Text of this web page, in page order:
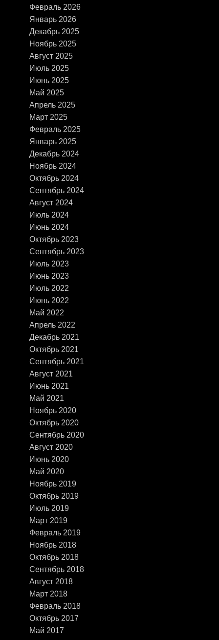
Февраль 2026
Январь 2026
Декабрь 2025
Ноябрь 2025
Август 2025
Июль 2025
Июнь 2025
Май 2025
Апрель 2025
Март 2025
Февраль 2025
Январь 2025
Декабрь 2024
Ноябрь 2024
Октябрь 2024
Сентябрь 2024
Август 2024
Июль 2024
Июнь 2024
Октябрь 2023
Сентябрь 2023
Июль 2023
Июнь 2023
Июль 2022
Июнь 2022
Май 2022
Апрель 2022
Декабрь 2021
Октябрь 2021
Сентябрь 2021
Август 2021
Июнь 2021
Май 2021
Ноябрь 2020
Октябрь 2020
Сентябрь 2020
Август 2020
Июнь 2020
Май 2020
Ноябрь 2019
Октябрь 2019
Июль 2019
Март 2019
Февраль 2019
Ноябрь 2018
Октябрь 2018
Сентябрь 2018
Август 2018
Март 2018
Февраль 2018
Октябрь 2017
Май 2017